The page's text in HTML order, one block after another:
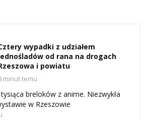
wypadki z udziałem
od rana na drogach
i powiatu
minut temu
breloków z anime. Niezwykła
w Rzeszowie